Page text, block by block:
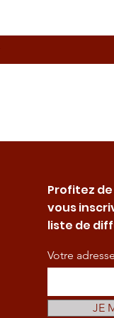
Profitez
vous
liste de
Votre
JE